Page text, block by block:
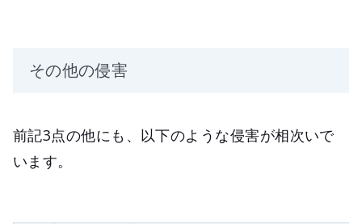
その他の侵害
前記3点の他にも、以下のような侵害が相次いで
います。